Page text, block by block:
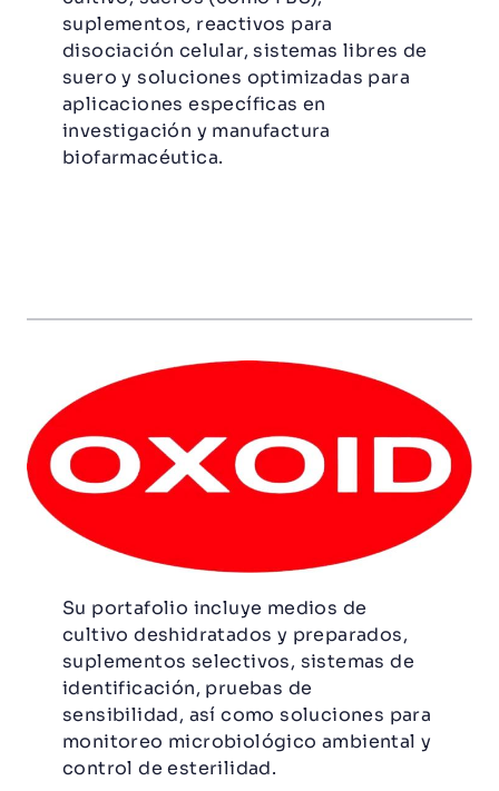
suplementos, reactivos para
disociación celular, sistemas libres de
suero y soluciones optimizadas para
aplicaciones específicas en
investigación y manufactura
biofarmacéutica.
Su portafolio incluye medios de
cultivo deshidratados y preparados,
suplementos selectivos, sistemas de
identificación, pruebas de
sensibilidad, así como soluciones para
monitoreo microbiológico ambiental y
control de esterilidad.